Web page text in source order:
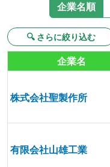
企業名順
🔍 さらに絞り込む
企業名
株式会社聖製作所
有限会社山雄工業